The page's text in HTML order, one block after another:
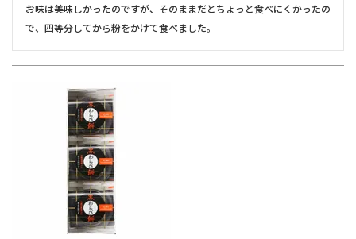
お味は美味しかったのですが、そのままだとちょっと食べにくかったの
で、四等分してから粉をかけて食べました。